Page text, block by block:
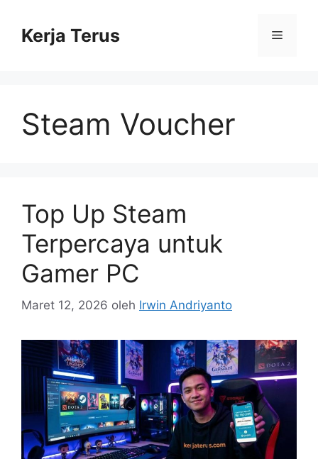
Kerja Terus Menu
Steam Voucher
Top Up Steam
Terpercaya untuk
Gamer PC
Maret 12, 2026 oleh Irwin Andriyanto